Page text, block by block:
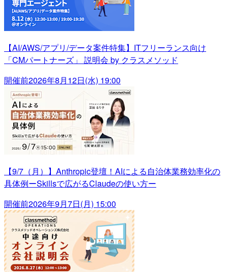
【AI/AWS/アプリ/データ案件特集】ITフリーランス向け
「CMパートナーズ」 説明会 by クラスメソッド
開催前2026年8月12日(水) 19:00
【9/7（月）】Anthropic登壇！AIによる自治体業務効率化の
具体例ーSkillsで広がるClaudeの使い方ー
開催前2026年9月7日(月) 15:00